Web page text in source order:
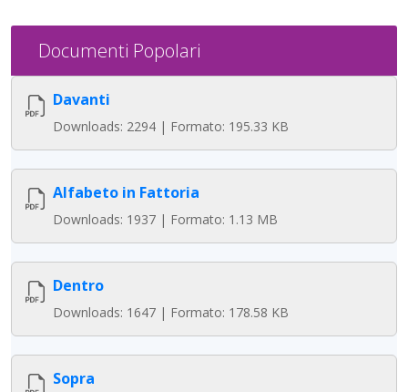
Documenti Popolari
Davanti
Downloads: 2294 | Formato: 195.33 KB
Alfabeto in Fattoria
Downloads: 1937 | Formato: 1.13 MB
Dentro
Downloads: 1647 | Formato: 178.58 KB
Sopra